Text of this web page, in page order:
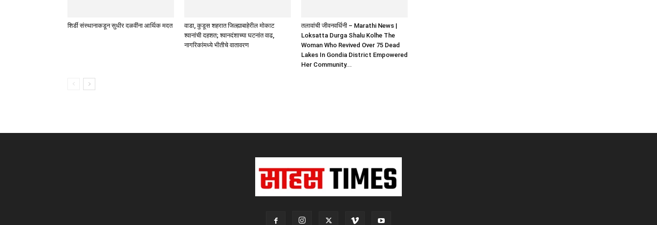
शिर्डी संस्थानाकडून सुधीर दळवींना आर्थिक मदत
वाडा, कुडूस शहरात जिल्ह्याबाहेरील मोकाट
श्वानांची दहशत; श्वानदंशाच्या घटनांत वाढ,
नागरिकांमध्ये भीतीचे वातावरण
तलावांची जीवनवर्धिनी – Marathi News |
Loksatta Durga Shalu Kolhe The
Woman Who Revived Over 75 Dead
Lakes In Gondia District Empowered
Her Community...